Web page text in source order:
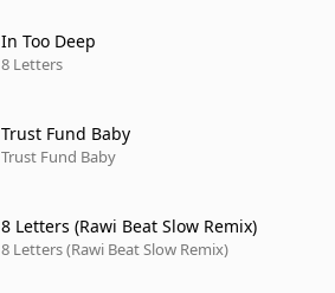
In Too Deep
8 Letters
Trust Fund Baby
Trust Fund Baby
8 Letters (Rawi Beat Slow Remix)
8 Letters (Rawi Beat Slow Remix)